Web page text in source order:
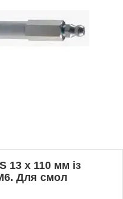
13 х 110 мм із
Для смол